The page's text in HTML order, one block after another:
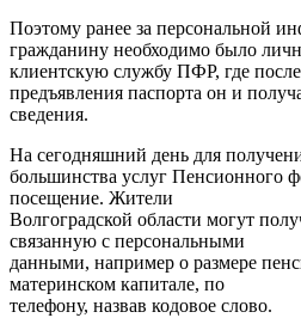
Поэтому ранее за персональной
гражданину необходимо было
клиентскую службу ПФР, где после
предъявления паспорта он и
сведения.
На сегодняшний день для
большинства услуг Пенсионного
посещение. Жители
Волгоградской области могут
связанную с персональными
данными, например о размере
материнском капитале, по
телефону, назвав кодовое слово.